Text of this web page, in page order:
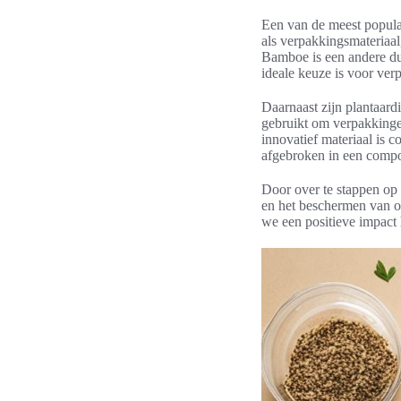
Een van de meest
als
Bamboe is een andere
ideale keuze is voor
Daarnaast zijn
gebruikt om
innovatief materiaal is
afgebroken in een
Door over te stappen op
en het beschermen van
we een positieve